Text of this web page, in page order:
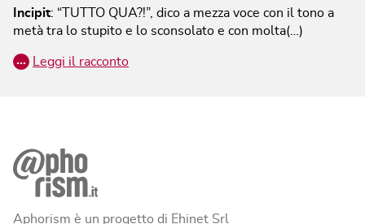
Incipit: “TUTTO QUA?!”, dico a mezza voce con il tono a
metà tra lo stupito e lo sconsolato e con molta(…)
… Leggi il racconto
Aphorism è un progetto di Ehinet Srl